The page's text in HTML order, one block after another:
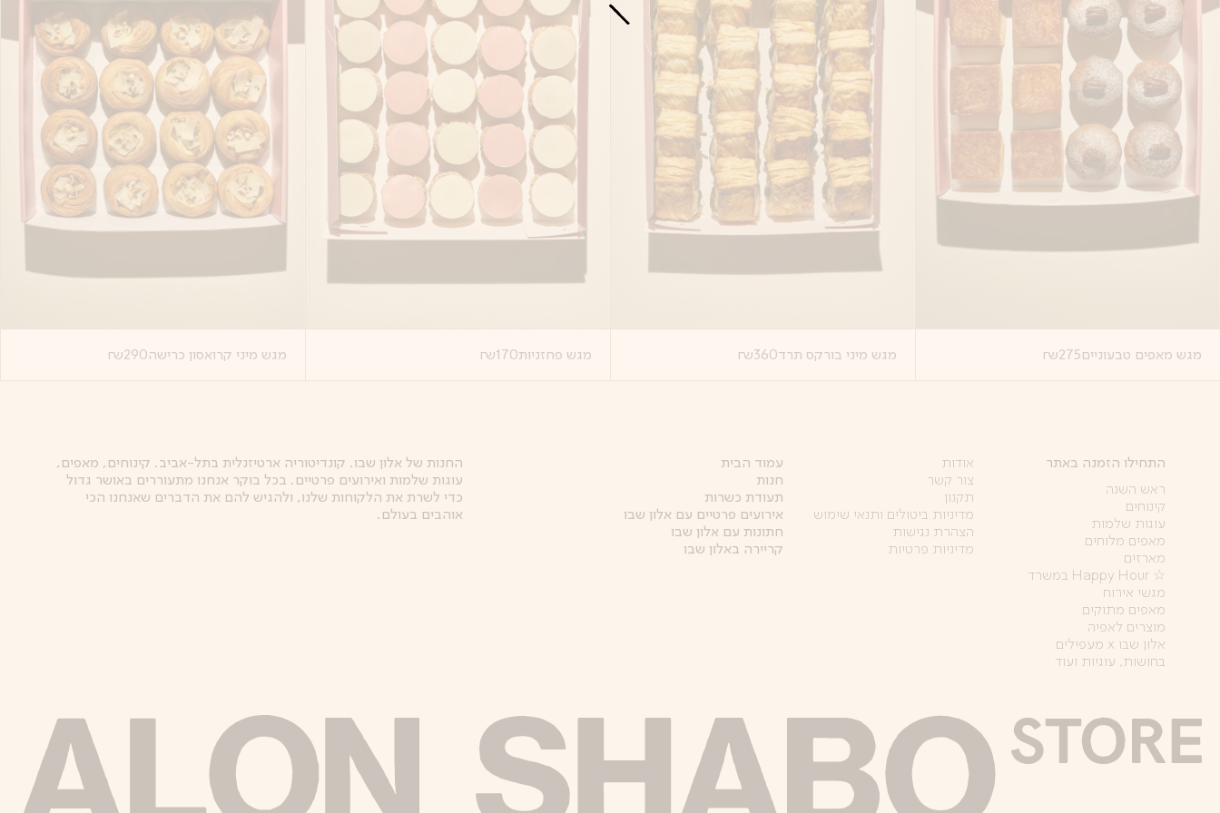
מגש מאפים טבעוניים275
₪ מגש מיני בורקס תרד360
₪ מגש פחזניות170
₪ מגש מיני קרואסון כרישה290
₪
התחילו הזמנה באתר
ראש השנה
קינוחים
עוגות שלמות
מאפים מלוחים
מארזים
☆ Happy Hour במשרד
מגשי אירוח
מאפים מתוקים
מוצרים לאפיה
אלון שבו x מעפילים
בחושות, עוגיות ועוד
אודות
צור קשר
תקנון
מדיניות ביטולים ותנאי שימוש
הצהרת נגישות
מדיניות פרטיות
עמוד הבית
חנות
תעודת כשרות
אירועים פרטיים עם אלון שבו
חתונות עם אלון שבו
קריירה באלון שבו
החנות של אלון שבו. קונדיטוריה ארטיזנלית בתל-אביב. קינוחים, מאפים,
עוגות שלמות ואירועים פרטיים. בכל בוקר אנחנו מתעוררים באושר גדול
כדי לשרת את הלקוחות שלנו, ולהגיש להם את הדברים שאנחנו הכי
אוהבים בעולם.